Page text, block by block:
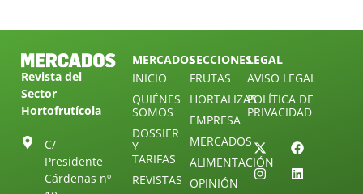
Revista del
Sector
Hortofrutícola
C/
Presidente
Cárdenas nº
MERCADOS
INICIO
QUIÉNES
SOMOS
DOSSIER
Y
TARIFAS
REVISTAS
SECCIONES
FRUTAS
HORTALIZAS
EMPRESA
MERCADOS
ALIMENTACIÓN
OPINIÓN
LEGAL
AVISO LEGAL
POLÍTICA DE
PRIVACIDAD